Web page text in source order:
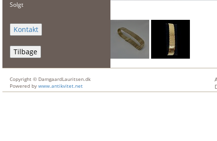
Solgt
Tilbage
Copyright © DamgaardLauritsen.dk
Powered by www.antikvitet.net